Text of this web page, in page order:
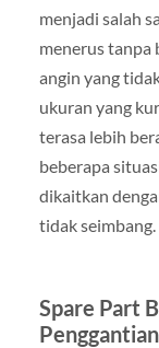
menjadi salah
menerus tanpa
angin yang
ukuran yang
terasa lebih
beberapa
dikaitkan
tidak seimbang.
Spare Part
Penggantian